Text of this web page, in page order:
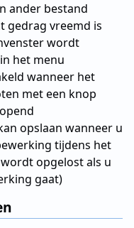
ander bestand
gedrag vreemd is
wordt
het menu
wanneer het
met een knop
opslaan wanneer u
tijdens het
opgelost als u
gaat)